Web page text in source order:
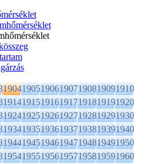
1904190519061907190819091910
1914191519161917191819191920
1924192519261927192819291930
1934193519361937193819391940
1944194519461947194819491950
1954195519561957195819591960